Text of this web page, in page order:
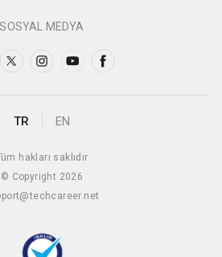
SOSYAL MEDYA
TR EN
hakları saklıdır
© Copyright 2026